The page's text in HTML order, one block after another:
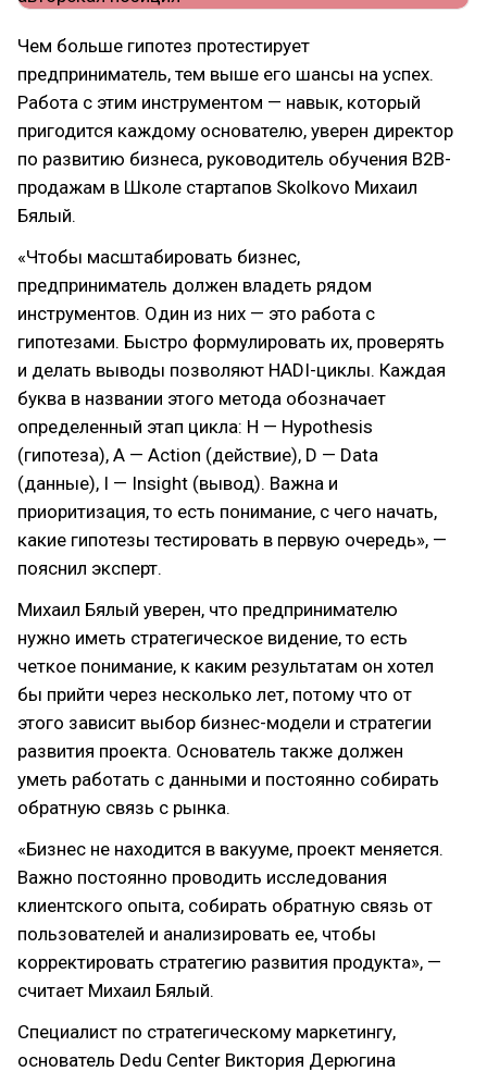
Чем больше гипотез протестирует
предприниматель, тем выше его шансы на успех.
Работа с этим инструментом — навык, который
пригодится каждому основателю, уверен директор
по развитию бизнеса, руководитель обучения B2B-
продажам в Школе стартапов Skolkovo Михаил
Бялый.
«Чтобы масштабировать бизнес,
предприниматель должен владеть рядом
инструментов. Один из них — это работа с
гипотезами. Быстро формулировать их, проверять
и делать выводы позволяют HADI-циклы. Каждая
буква в названии этого метода обозначает
определенный этап цикла: H — Hypothesis
(гипотеза), A — Action (действие), D — Data
(данные), I — Insight (вывод). Важна и
приоритизация, то есть понимание, с чего начать,
какие гипотезы тестировать в первую очередь», —
пояснил эксперт.
Михаил Бялый уверен, что предпринимателю
нужно иметь стратегическое видение, то есть
четкое понимание, к каким результатам он хотел
бы прийти через несколько лет, потому что от
этого зависит выбор бизнес-модели и стратегии
развития проекта. Основатель также должен
уметь работать с данными и постоянно собирать
обратную связь с рынка.
«Бизнес не находится в вакууме, проект меняется.
Важно постоянно проводить исследования
клиентского опыта, собирать обратную связь от
пользователей и анализировать ее, чтобы
корректировать стратегию развития продукта», —
считает Михаил Бялый.
Специалист по стратегическому маркетингу,
основатель Dedu Center Виктория Дерюгина